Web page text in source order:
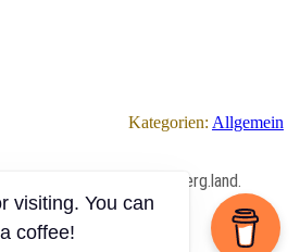
Kategorien: Allgemein
ⓒ 2013 – 2026 by berg.land.
|Datenschutz
visiting. You can
coffee!